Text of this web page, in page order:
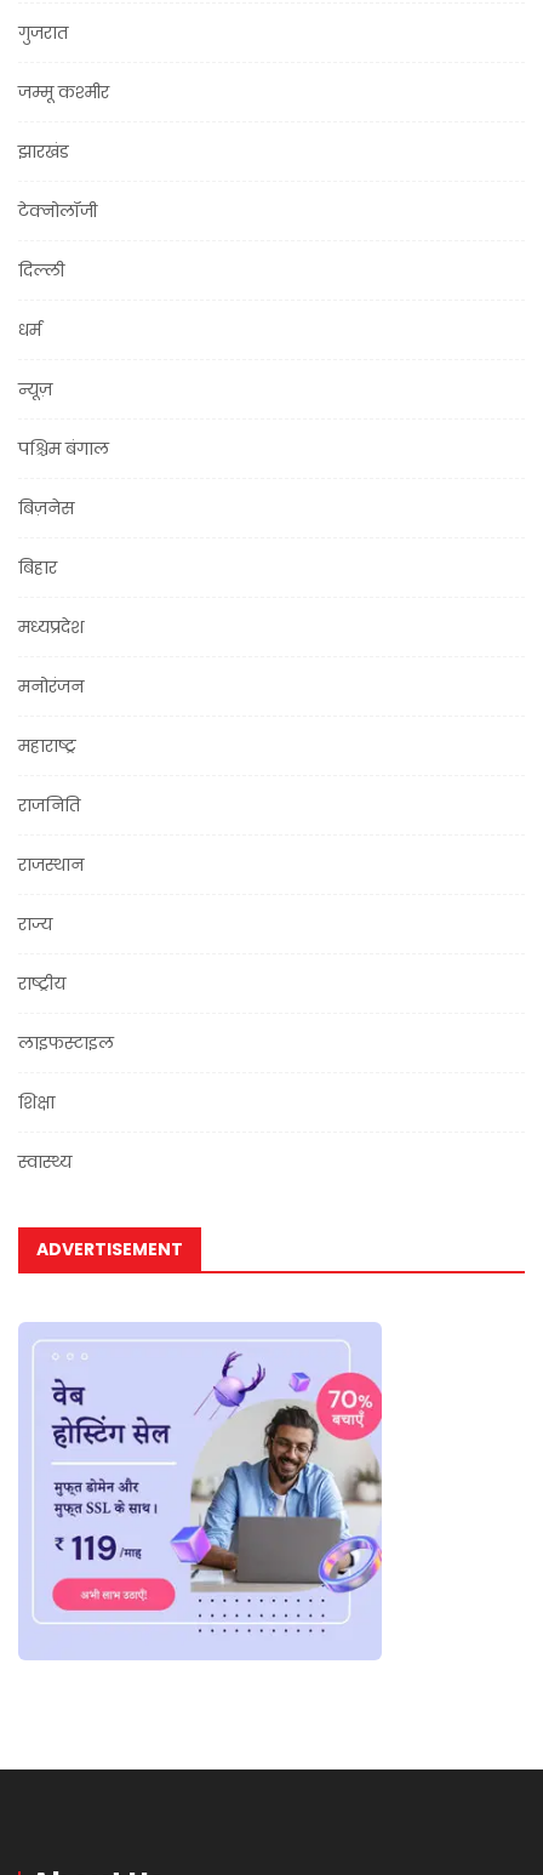
गुजरात
जम्मू कश्मीर
झारखंड
टेक्नोलॉजी
दिल्ली
धर्म
न्यूज़
पश्चिम बंगाल
बिज़नेस
बिहार
मध्यप्रदेश
मनोरंजन
महाराष्ट्र
राजनिति
राजस्थान
राज्य
राष्ट्रीय
लाइफस्टाइल
शिक्षा
स्वास्थ्य
ADVERTISEMENT